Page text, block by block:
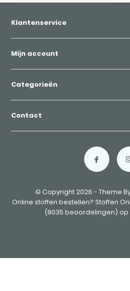
Klantenservice
Mijn account
Categorieën
Contact
© Copyright 2026 - Theme
Online stoffen bestellen? Stoffen
(9035 beoordelingen) op